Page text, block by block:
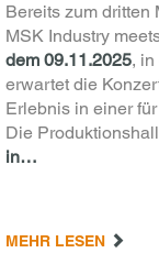
Bereits zum dritten
MSK Industry
dem 09.11.2025,
erwartet die
Erlebnis in einer
Die
in…
MEHR LESEN